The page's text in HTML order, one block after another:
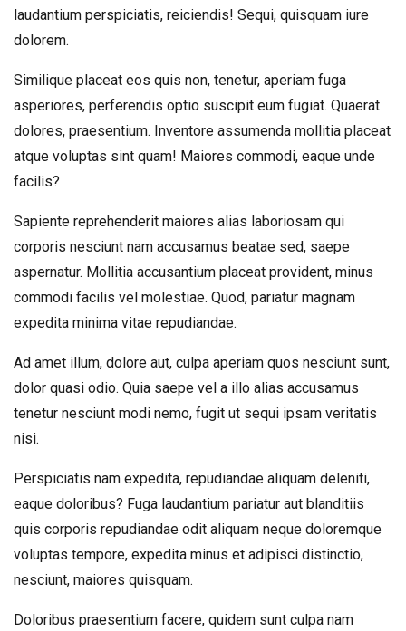
laudantium perspiciatis, reiciendis! Sequi, quisquam iure
dolorem.
Similique placeat eos quis non, tenetur, aperiam fuga
asperiores, perferendis optio suscipit eum fugiat. Quaerat
dolores, praesentium. Inventore assumenda mollitia placeat
atque voluptas sint quam! Maiores commodi, eaque unde
facilis?
Sapiente reprehenderit maiores alias laboriosam qui
corporis nesciunt nam accusamus beatae sed, saepe
aspernatur. Mollitia accusantium placeat provident, minus
commodi facilis vel molestiae. Quod, pariatur magnam
expedita minima vitae repudiandae.
Ad amet illum, dolore aut, culpa aperiam quos nesciunt sunt,
dolor quasi odio. Quia saepe vel a illo alias accusamus
tenetur nesciunt modi nemo, fugit ut sequi ipsam veritatis
nisi.
Perspiciatis nam expedita, repudiandae aliquam deleniti,
eaque doloribus? Fuga laudantium pariatur aut blanditiis
quis corporis repudiandae odit aliquam neque doloremque
voluptas tempore, expedita minus et adipisci distinctio,
nesciunt, maiores quisquam.
Doloribus praesentium facere, quidem sunt culpa nam